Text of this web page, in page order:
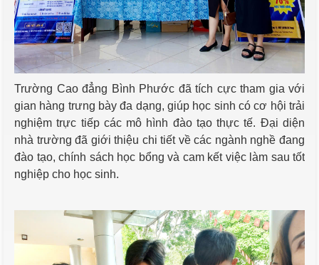
Trường Cao đẳng Bình Phước đã tích cực tham gia với
gian hàng trưng bày đa dạng, giúp học sinh có cơ hội trải
nghiệm trực tiếp các mô hình đào tạo thực tế. Đại diện
nhà trường đã giới thiệu chi tiết về các ngành nghề đang
đào tạo, chính sách học bổng và cam kết việc làm sau tốt
nghiệp cho học sinh.